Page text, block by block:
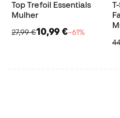
Top Trefoil Essentials
Mulher
27,99 €10,99 €−61%